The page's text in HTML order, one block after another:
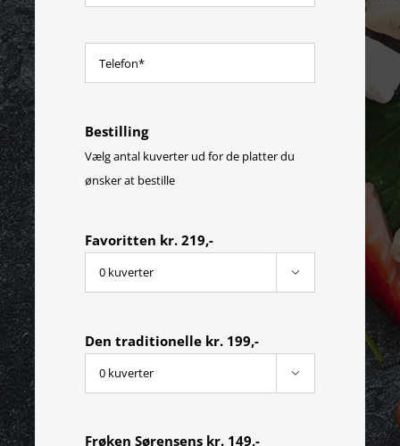
Bestilling
Vælg antal kuverter ud for de platter du
ønsker at bestille
Favoritten kr. 219,-

Den traditionelle kr. 199,-

Frøken Sørensens kr. 149,-